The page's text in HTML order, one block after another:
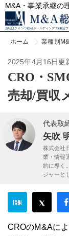
M&A・事業承継の
当社はクオンツ総研ホールディングス(東証
ホーム 業種別
2025年4月16日更
CRO・
売却/買収
代表取
矢吹
株式会社
業・情報
約に導く
ジャーと
CROのM&Aに